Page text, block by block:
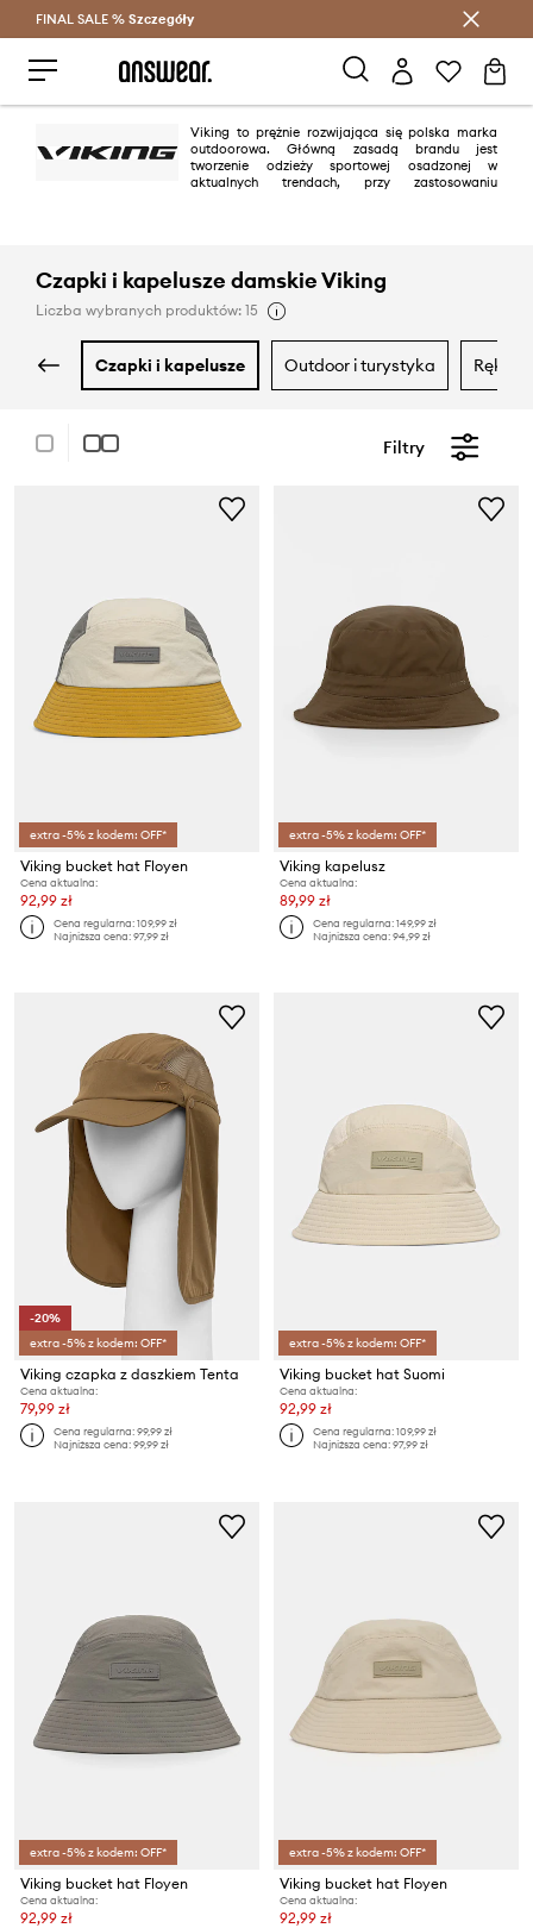
Oszczędzaj z Answear Club >
FINAL SALE % Szczegóły
Viking to prężnie rozwijająca się polska marka
outdoorowa. Główną zasadą brandu jest
tworzenie odzieży sportowej osadzonej w
aktualnych trendach, przy zastosowaniu
Czapki i kapelusze damskie Viking
Liczba wybranych produktów: 15
czapki i kapelusze outdoor i turystyka
Filtry
extra -5% z kodem: OFF*
Viking bucket hat Floyen
Cena aktualna:
92,99 zł
Cena regularna:109,99 zł
Najniższa cena:97,99 zł
extra -5% z kodem: OFF*
Viking kapelusz
Cena aktualna:
89,99 zł
Cena regularna:149,99 zł
Najniższa cena:94,99 zł
-20%
extra -5% z kodem: OFF*
Viking czapka z daszkiem Tenta
Cena aktualna:
79,99 zł
Cena regularna:99,99 zł
Najniższa cena:99,99 zł
extra -5% z kodem: OFF*
Viking bucket hat Suomi
Cena aktualna:
92,99 zł
Cena regularna:109,99 zł
Najniższa cena:97,99 zł
extra -5% z kodem: OFF*
Viking bucket hat Floyen
Cena aktualna:
92,99 zł
extra -5% z kodem: OFF*
Viking bucket hat Floyen
Cena aktualna:
92,99 zł